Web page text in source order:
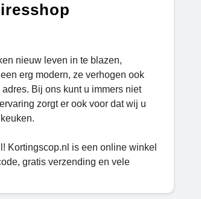
nieuw leven in te blazen,
erg modern, ze verhogen ook
Bij ons kunt u immers niet
zorgt er ook voor dat wij u
Kortingscop.nl is een online winkel
gratis verzending en vele